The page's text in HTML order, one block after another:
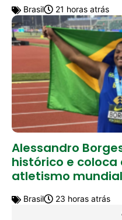
Brasil 21 horas atrás
Alessandro
histórico e coloca
atletismo mundial
Brasil 23 horas atrás